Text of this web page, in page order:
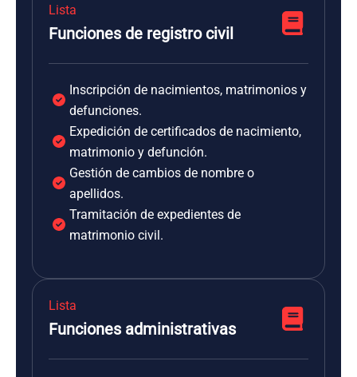
Lista
Funciones de registro civil
Inscripción de nacimientos, matrimonios y
defunciones.
Expedición de certificados de nacimiento,
matrimonio y defunción.
Gestión de cambios de nombre o
apellidos.
Tramitación de expedientes de
matrimonio civil.
Lista
Funciones administrativas